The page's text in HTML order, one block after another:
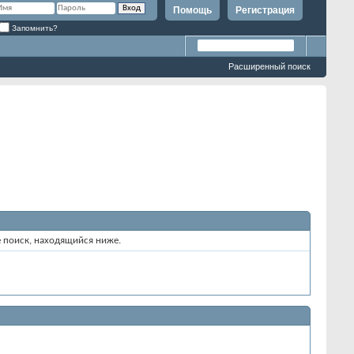
Регистрация
Помощь
Запомнить?
Расширенный поиск
поиск, находящийся ниже.